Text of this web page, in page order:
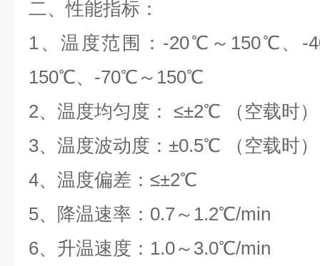
二、性能指标：
1、温度范围：-20℃～150℃、
150℃、-70℃～150℃
2、温度均匀度： ≤±2℃ （空载时）
3、温度波动度：±0.5℃ （空载时）
4、温度偏差：≤±2℃
5、降温速率：0.7～1.2℃/min
6、升温速度：1.0～3.0℃/min